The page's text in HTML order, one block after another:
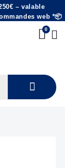
– valable
web *📦